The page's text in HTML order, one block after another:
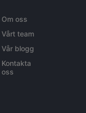
Om oss
Vårt team
Vår blogg
Kontakta
oss